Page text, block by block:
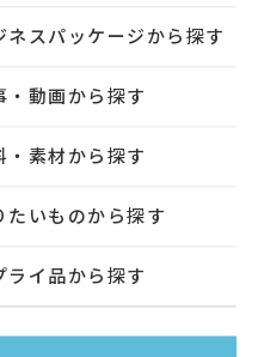
ネスパッケージから探す
・動画から探す
・素材から探す
たいものから探す
ライ品から探す